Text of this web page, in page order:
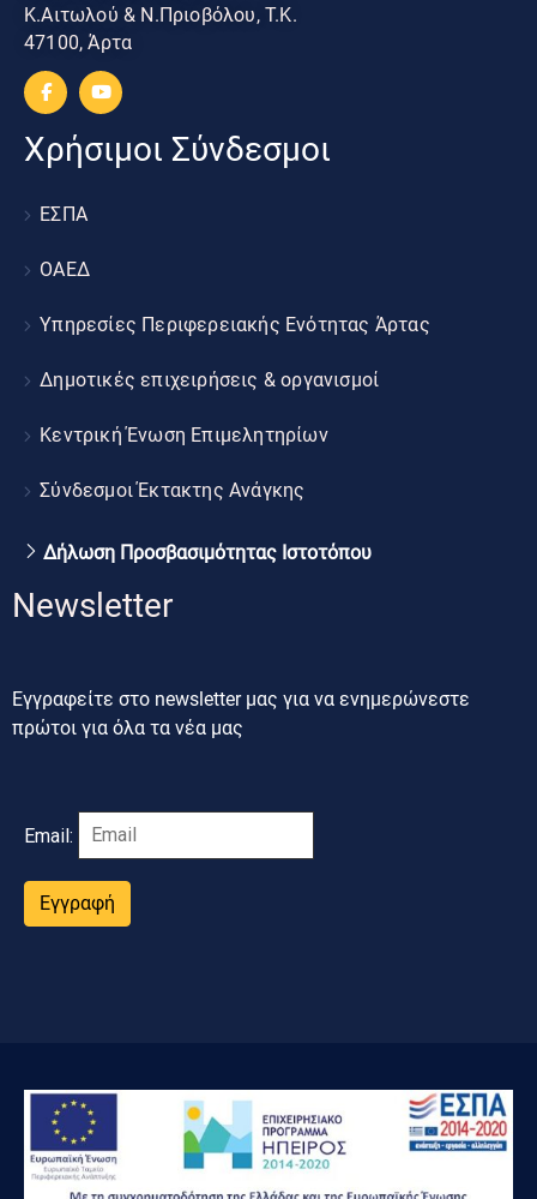
Κ.Αιτωλού & Ν.Πριοβόλου, Τ.Κ.
47100, Άρτα
Χρήσιμοι Σύνδεσμοι
ΕΣΠΑ
ΟΑΕΔ
Υπηρεσίες Περιφερειακής Ενότητας Άρτας
Δημοτικές επιχειρήσεις & οργανισμοί
Κεντρική Ένωση Επιμελητηρίων
Σύνδεσμοι Έκτακτης Ανάγκης
Δήλωση Προσβασιμότητας Ιστοτόπου
Newsletter
Εγγραφείτε στο newsletter μας για να ενημερώνεστε
πρώτοι για όλα τα νέα μας
Email:
Εγγραφή